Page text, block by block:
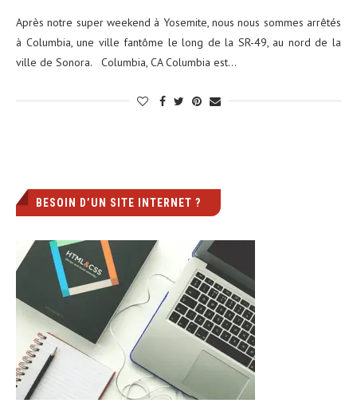
Après notre super weekend à Yosemite, nous nous sommes arrêtés
à Columbia, une ville fantôme le long de la SR-49, au nord de la
ville de Sonora. Columbia, CA Columbia est…
BESOIN D’UN SITE INTERNET ?